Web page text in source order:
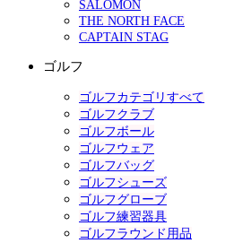
SALOMON
THE NORTH FACE
CAPTAIN STAG
ゴルフ
ゴルフカテゴリすべて
ゴルフクラブ
ゴルフボール
ゴルフウェア
ゴルフバッグ
ゴルフシューズ
ゴルフグローブ
ゴルフ練習器具
ゴルフラウンド用品